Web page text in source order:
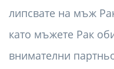
липсвате на мъж
като мъжете Рак
внимателни